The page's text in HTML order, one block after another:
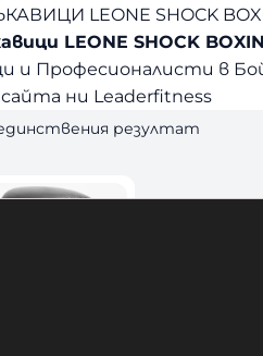
LEONE SHOCK
LEONE SHOCK
и Професионалисти в
ни Leaderfitness
резултат